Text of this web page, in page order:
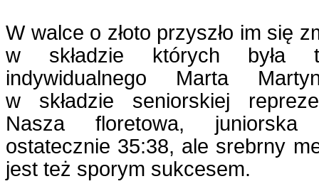
W walce o złoto przyszło im się
w składzie których była
indywidualnego Marta
w składzie seniorskiej
Nasza floretowa, juniorska
ostatecznie 35:38, ale srebrny
jest też sporym sukcesem.